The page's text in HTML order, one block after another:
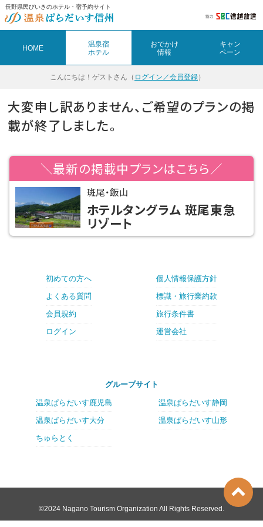
長野県民びいきのホテル・宿予約サイト
HOME
温泉宿
ホテル
おでかけ
情報
キャン
ペーン
こんにちは！ ゲストさん（ ログイン／会員登録）
大変申し訳ありません、ご希望のプランの掲
載が終了しました。
＼最新の掲載中プランはこちら／
斑尾・飯山
ホテルタングラム 斑尾東急
リゾート
初めての方へ
よくある質問
会員規約
ログイン
個人情報保護方針
標識・旅行業約款
旅行条件書
運営会社
グループサイト
温泉ぱらだいす鹿児島
温泉ぱらだいす大分
ちゅらとく
温泉ぱらだいす静岡
温泉ぱらだいす山形
©2024 Nagano Tourism Organization All Rights Reserved.